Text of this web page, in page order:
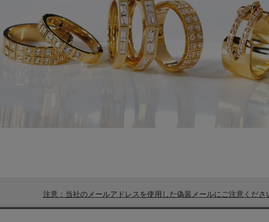
注意：当社のメールアドレスを使用した偽装メールにご注意くださ